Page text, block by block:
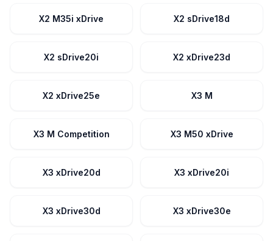
X2 M35i xDrive X2 sDrive18d
X2 sDrive20i X2 xDrive23d
X2 xDrive25e X3 M
X3 M Competition X3 M50 xDrive
X3 xDrive20d X3 xDrive20i
X3 xDrive30d X3 xDrive30e